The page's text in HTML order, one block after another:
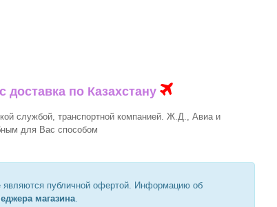
доставка по Казахстану
службой, транспортной компанией. Ж.Д., Авиа и
для Вас способом
являются публичной офертой. Информацию об
магазина.